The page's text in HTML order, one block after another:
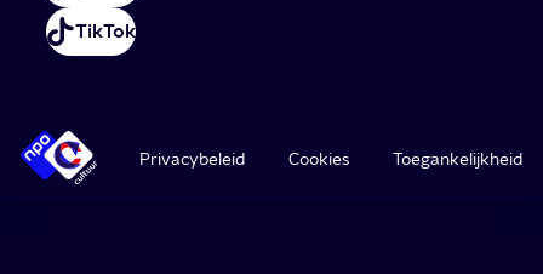
TikTok
Privacybeleid Cookies Toegankelijkheid